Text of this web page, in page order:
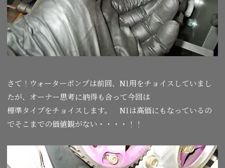
さて！ウォーターポンプは前回、N1用をチョイスしていまし
たが、オーナー思考に納得も合って今回は
標準タイプをチョイスします。 N1は高価にもなっているの
でそこまでの価値観がない・・・・！！